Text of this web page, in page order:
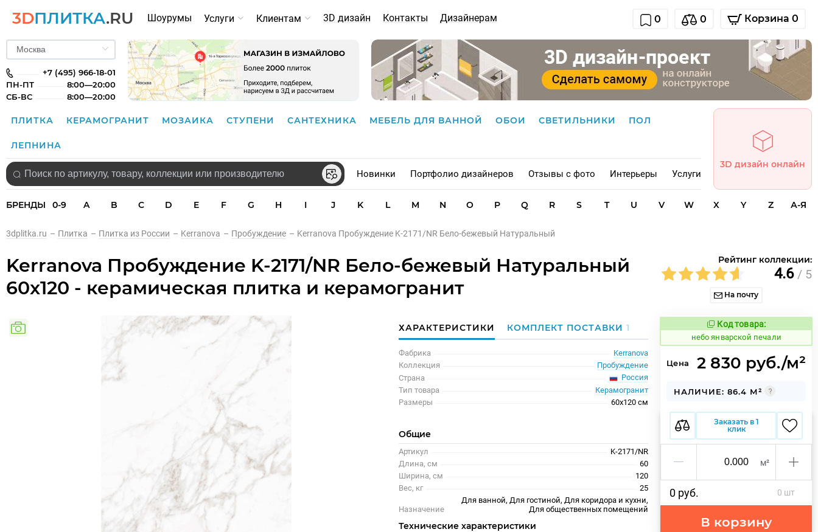
3DПЛИТКА.RU Шоурумы Услуги Клиентам 3D дизайн Контакты Дизайнерам 0 0 Корзина 0
+7 (495) 966-18-01
ПН-ПТ
8:00—20:00
СБ-ВС
8:00—20:00
ПЛИТКА КЕРАМОГРАНИТ МОЗАИКА СТУПЕНИ САНТЕХНИКА МЕБЕЛЬ ДЛЯ ВАННОЙ ОБОИ СВЕТИЛЬНИКИ ПОЛ
ЛЕПНИНА
Новинки Портфолио дизайнеров Отзывы с фото Интерьеры Услуги
3D дизайн онлайн
БРЕНДЫ 0-9 A B C D E F G H I J K L M N O P Q R S T U V W X Y Z А-Я
3dplitka.ru – Плитка – Плитка из России – Kerranova – Пробуждение – Kerranova Пробуждение K-2171/NR Бело-бежевый Натуральный
Kerranova Пробуждение K-2171/NR Бело-бежевый Натуральный
60x120 - керамическая плитка и керамогранит
Рейтинг коллекции:
4.6 / 5
На почту
ХАРАКТЕРИСТИКИ КОМПЛЕКТ ПОСТАВКИ1
Фабрика
Kerranova
Коллекция
Пробуждение
Страна
Россия
Тип товара
Керамогранит
Размеры
60x120 см
Общие
Артикул
K-2171/NR
Длина, см
60
Ширина, см
120
Вес, кг
25
Назначение
Для ванной, Для гостиной, Для коридора и кухни,
Для общественных помещений
Технические характеристики
Код товара:
1124695 Код товара:
небо январской печали
Цена 2 830 руб./м²
НАЛИЧИЕ: 86.4 М²
Заказать в 1
клик
м²
0 руб. 0 шт
В корзину